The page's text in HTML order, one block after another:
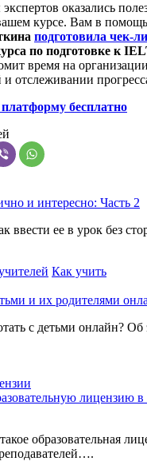
оказались
курсе. Вам в помощь
подготовила чек-
по подготовке к
время на
и отслеживании
бесплатно
и интересно: Часть 2
ввести ее в урок без
Как учить
и их родителями
с детьми онлайн?
лицензию
образовательная